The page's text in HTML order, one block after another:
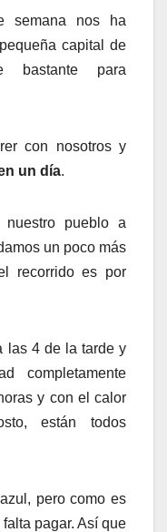
semana nos ha
capital de
bastante para
con nosotros y
un día.
nuestro pueblo a
un poco más
recorrido es por
las 4 de la tarde y
completamente
y con el calor
están todos
pero como es
pagar. Así que